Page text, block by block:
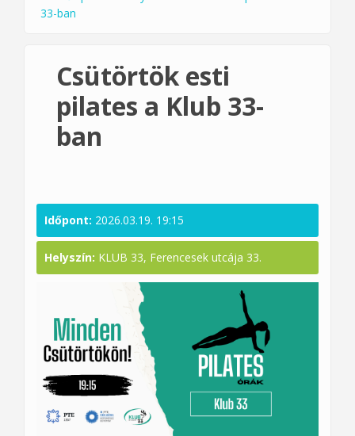
33-ban
Csütörtök esti
pilates a Klub 33-
ban
Időpont: 2026.03.19. 19:15
Helyszín: KLUB 33, Ferencesek utcája 33.